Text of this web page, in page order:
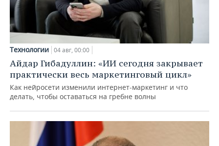
Технологии 04 авг, 00:00
Айдар Гибадуллин: «ИИ сегодня закрывает
практически весь маркетинговый цикл»
Как нейросети изменили интернет-маркетинг и что
делать, чтобы оставаться на гребне волны